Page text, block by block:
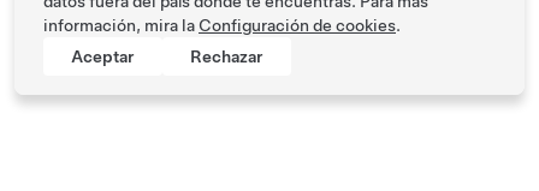
información, mira la Configuración de cookies.
Aceptar
Rechazar